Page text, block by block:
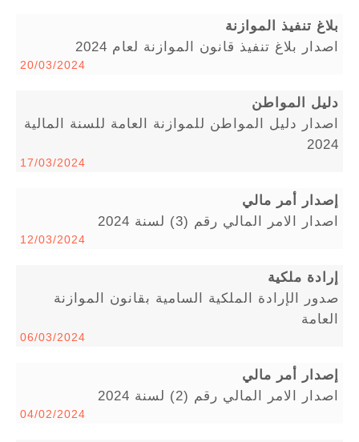
بلاغ تنفيذ الموازنة
اصدار بلاغ تنفيذ قانون الموازنة لعام 2024
20/03/2024
دليل المواطن
اصدار دليل المواطن للموازنة العامة للسنة المالية
2024
17/03/2024
إصدار أمر مالي
اصدار الامر المالي رقم (3) لسنة 2024
12/03/2024
إرادة ملكية
صدور الإرادة الملكية السامية بقانون الموازنة
العامة
06/03/2024
إصدار أمر مالي
اصدار الامر المالي رقم (2) لسنة 2024
04/02/2024